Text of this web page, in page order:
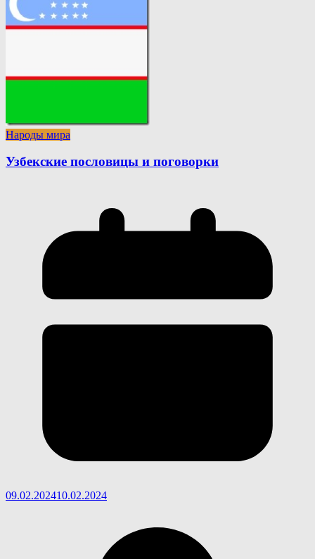
Народы мира
Узбекские пословицы и поговорки
09.02.202410.02.2024